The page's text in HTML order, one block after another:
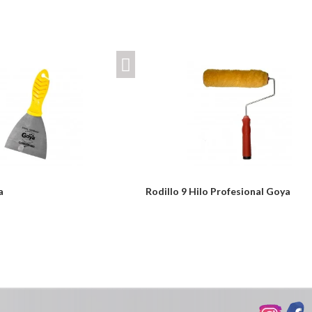
Rodillo 9 Hilo Profesional Goya